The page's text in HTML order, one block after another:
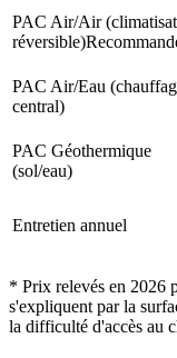
PAC Air/Air
réversible)
PAC Air/Eau
central)
PAC Géothermique
(sol/eau)
Entretien annuel
* Prix relevés en 2026
s'expliquent par la
la difficulté d'accès au